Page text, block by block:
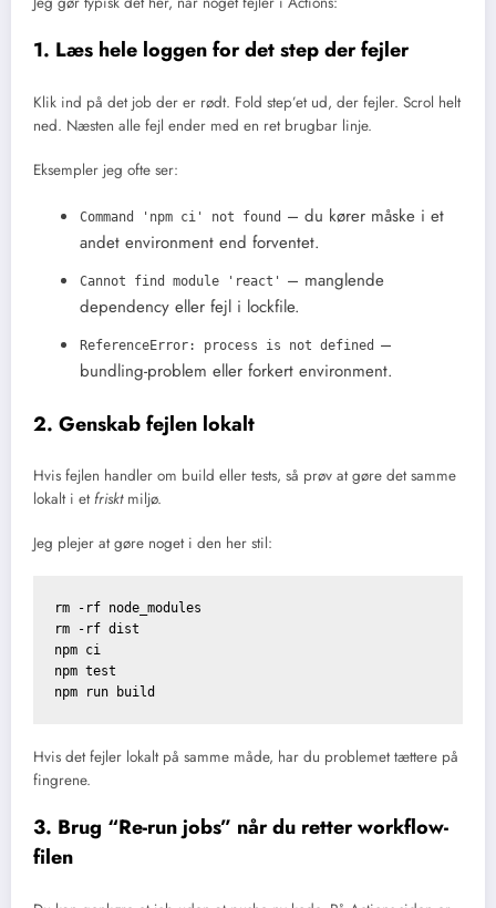
1. Læs hele loggen for det step der fejler
Klik ind på det job der er rødt. Fold step’et ud, der fejler. Scrol helt
ned. Næsten alle fejl ender med en ret brugbar linje.
Eksempler jeg ofte ser:
Command 'npm ci' not found – du kører måske i et
andet environment end forventet.
Cannot find module 'react'
– manglende
dependency eller fejl i lockfile.
ReferenceError: process is not defined –
bundling-problem eller forkert environment.
2. Genskab fejlen lokalt
Hvis fejlen handler om build eller tests, så prøv at gøre det samme
lokalt i etfrisktmiljø.
Jeg plejer at gøre noget i den her stil:
rm -rf node_modules
rm -rf dist
npm ci
npm test
Hvis det fejler lokalt på samme måde, har du problemet tættere på
fingrene.
3. Brug “Re-run jobs” når du retter workflow-
filen